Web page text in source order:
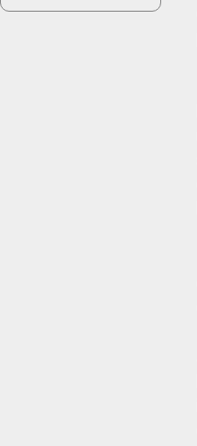
actuellement aucune prévision